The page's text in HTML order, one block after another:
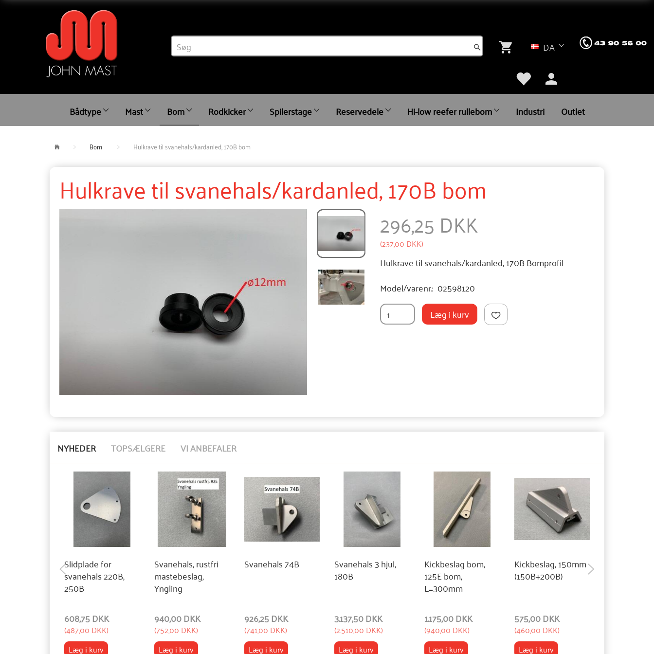
DA
Bådtype Mast Bom Rodkicker Spilerstage Reservedele Hi-low reefer rullebom Industri Outlet
Bom Hulkrave til svanehals/kardanled, 170B bom
Hulkrave til svanehals/kardanled, 170B bom
296,25 DKK
(237,00 DKK)
Hulkrave til svanehals/kardanled, 170B Bomprofil
Model/varenr.: 02598120
Læg i kurv
NYHEDER TOPSÆLGERE VI ANBEFALER
Slidplade for
svanehals 220B,
250B
608,75 DKK
(487,00 DKK)
Læg i kurv
Svanehals, rustfri
mastebeslag,
Yngling
940,00 DKK
(752,00 DKK)
Læg i kurv
Svanehals 74B
926,25 DKK
(741,00 DKK)
Læg i kurv
Svanehals 3 hjul,
180B
3.137,50 DKK
(2.510,00 DKK)
Læg i kurv
Kickbeslag bom,
125E bom,
L=300mm
1.175,00 DKK
(940,00 DKK)
Læg i kurv
Kickbeslag, 150mm
(150B+200B)
575,00 DKK
(460,00 DKK)
Læg i kurv